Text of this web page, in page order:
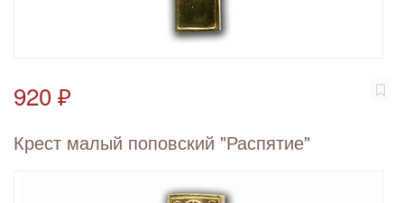
920 ₽
Крест малый поповский "Распятие"